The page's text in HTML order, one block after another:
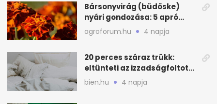
Bársonyvirág (büdöske)
nyári gondozása: 5 apró
lépés a dús virágzásért
agroforum.hu 4 napja
20 perces száraz trükk:
eltünteti az izzadságfoltot
és a szagot a matracról
bien.hu 4 napja